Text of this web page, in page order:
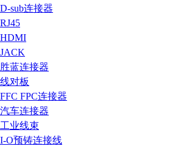
D-sub连接器
RJ45
HDMI
JACK
胜蓝连接器
线对板
FFC FPC连接器
汽车连接器
工业线束
I-O预铸连接线